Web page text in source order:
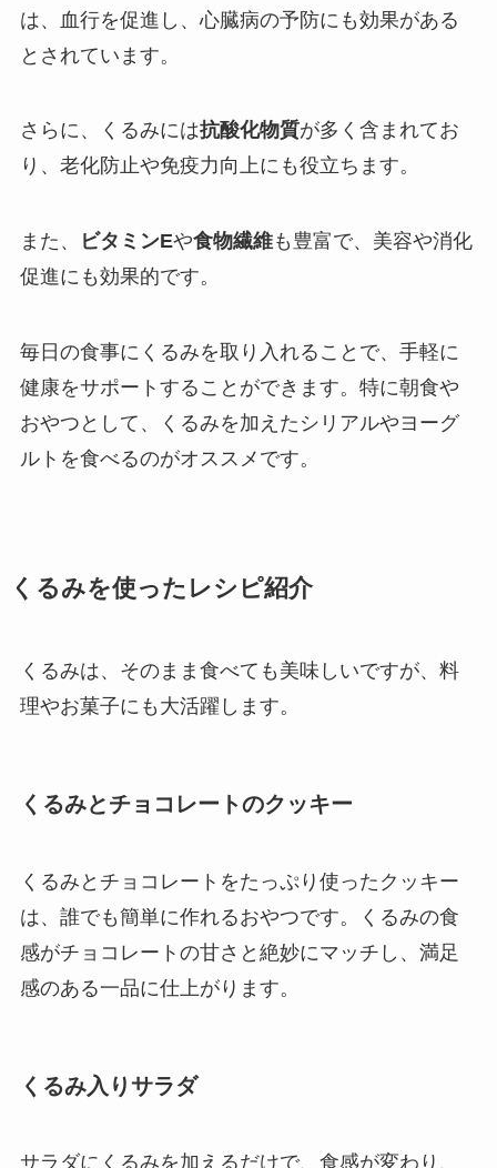
は、血行を促進し、心臓病の予防にも効果がある
とされています。
さらに、くるみには抗酸化物質が多く含まれてお
り、老化防止や免疫力向上にも役立ちます。
また、 ビタミンEや食物繊維も豊富で、美容や消化
促進にも効果的です。
毎日の食事にくるみを取り入れることで、手軽に
健康をサポートすることができます。特に朝食や
おやつとして、くるみを加えたシリアルやヨーグ
ルトを食べるのがオススメです。
くるみを使ったレシピ紹介
くるみは、そのまま食べても美味しいですが、料
理やお菓子にも大活躍します。
くるみとチョコレートのクッキー
くるみとチョコレートをたっぷり使ったクッキー
は、誰でも簡単に作れるおやつです。くるみの食
感がチョコレートの甘さと絶妙にマッチし、満足
感のある一品に仕上がります。
くるみ入りサラダ
サラダにくるみを加えるだけで、食感が変わり、